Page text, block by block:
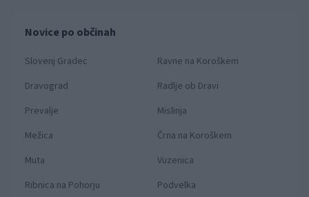
Novice po občinah
Slovenj Gradec
Ravne na Koroškem
Dravograd
Radlje ob Dravi
Prevalje
Mislinja
Mežica
Črna na Koroškem
Muta
Vuzenica
Ribnica na Pohorju
Podvelka